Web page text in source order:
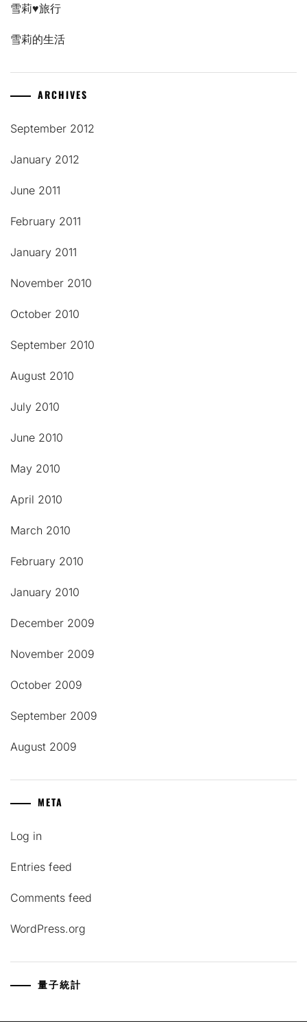
雪莉♥旅行
雪莉的生活
ARCHIVES
September 2012
January 2012
June 2011
February 2011
January 2011
November 2010
October 2010
September 2010
August 2010
July 2010
June 2010
May 2010
April 2010
March 2010
February 2010
January 2010
December 2009
November 2009
October 2009
September 2009
August 2009
META
Log in
Entries feed
Comments feed
WordPress.org
量子統計